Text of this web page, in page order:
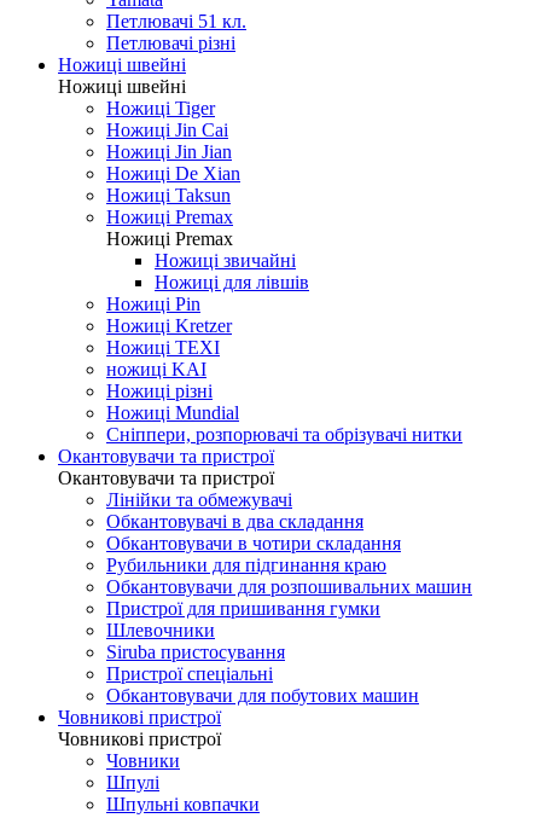
Петлювачі 51 кл.
Петлювачі різні
Ножиці швейні
Ножиці швейні
Ножиці Tiger
Ножиці Jin Cai
Ножиці Jin Jian
Ножиці De Xian
Ножиці Taksun
Ножиці Premax
Ножиці Premax
Ножиці звичайні
Ножиці для лівшів
Ножиці Pin
Ножиці Kretzer
Ножиці TEXI
ножиці KAI
Ножиці різні
Ножиці Mundial
Сніппери, розпорювачі та обрізувачі нитки
Окантовувачи та пристрої
Окантовувачи та пристрої
Лінійки та обмежувачі
Обкантовувачі в два складання
Обкантовувачи в чотири складання
Рубильники для підгинання краю
Обкантовувачи для розпошивальних машин
Пристрої для пришивання гумки
Шлевочники
Siruba пристосування
Пристрої спеціальні
Обкантовувачи для побутових машин
Човникові пристрої
Човникові пристрої
Човники
Шпулі
Шпульні ковпачки